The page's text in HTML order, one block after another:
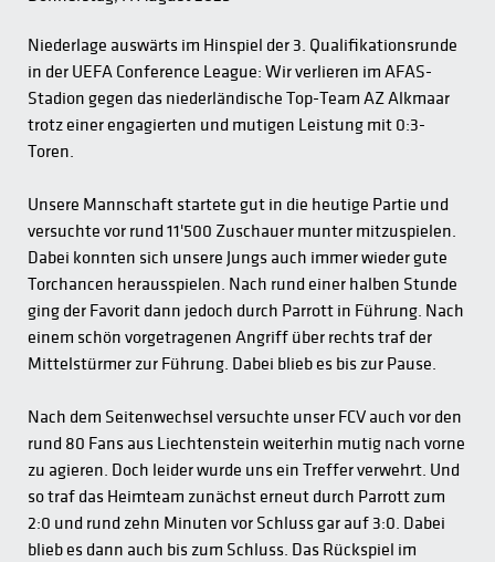
Niederlage auswärts im Hinspiel der 3. Qualifikationsrunde
in der UEFA Conference League: Wir verlieren im AFAS-
Stadion gegen das niederländische Top-Team AZ Alkmaar
trotz einer engagierten und mutigen Leistung mit 0:3-
Toren.
Unsere Mannschaft startete gut in die heutige Partie und
versuchte vor rund 11'500 Zuschauer munter mitzuspielen.
Dabei konnten sich unsere Jungs auch immer wieder gute
Torchancen herausspielen. Nach rund einer halben Stunde
ging der Favorit dann jedoch durch Parrott in Führung. Nach
einem schön vorgetragenen Angriff über rechts traf der
Mittelstürmer zur Führung. Dabei blieb es bis zur Pause.
Nach dem Seitenwechsel versuchte unser FCV auch vor den
rund 80 Fans aus Liechtenstein weiterhin mutig nach vorne
zu agieren. Doch leider wurde uns ein Treffer verwehrt. Und
so traf das Heimteam zunächst erneut durch Parrott zum
2:0 und rund zehn Minuten vor Schluss gar auf 3:0. Dabei
blieb es dann auch bis zum Schluss. Das Rückspiel im